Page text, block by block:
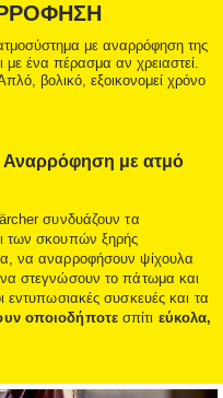
με αναρρόφηση της
με ένα πέρασμα αν χρειαστεί.
βολικό, εξοικονομεί χρόνο
Αναρρόφηση με ατμό
συνδυάζουν τα
των σκουπών ξηρής
να αναρροφήσουν ψίχουλα
στεγνώσουν το πάτωμα και
συσκευές και τα
οποιοδήποτεσπίτι εύκολα,